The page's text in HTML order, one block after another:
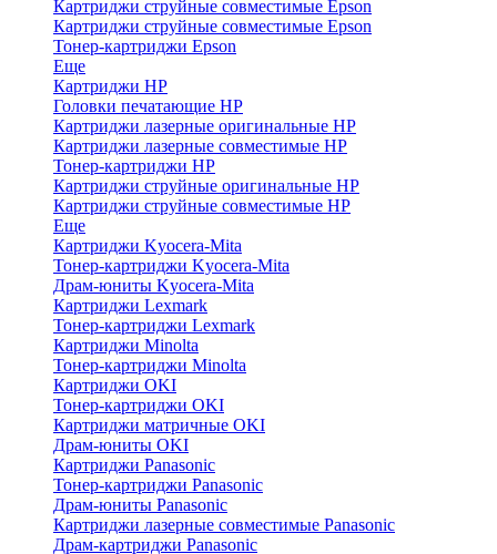
Картриджи струйные совместимые Epson
Картриджи струйные совместимые Epson
Тонер-картриджи Epson
Еще
Картриджи HP
Головки печатающие HP
Картриджи лазерные оригинальные HP
Картриджи лазерные совместимые HP
Тонер-картриджи HP
Картриджи струйные оригинальные HP
Картриджи струйные совместимые HP
Еще
Картриджи Kyocera-Mita
Тонер-картриджи Kyocera-Mita
Драм-юниты Kyocera-Mita
Картриджи Lexmark
Тонер-картриджи Lexmark
Картриджи Minolta
Тонер-картриджи Minolta
Картриджи OKI
Тонер-картриджи OKI
Картриджи матричные OKI
Драм-юниты OKI
Картриджи Panasonic
Тонер-картриджи Panasonic
Драм-юниты Panasonic
Картриджи лазерные совместимые Panasonic
Драм-картриджи Panasonic